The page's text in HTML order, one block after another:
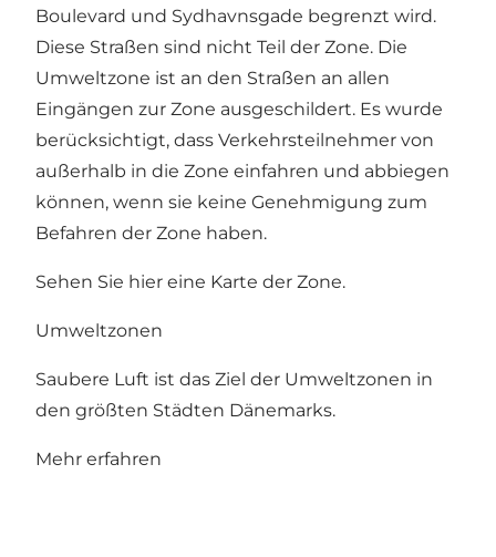
Boulevard und Sydhavnsgade begrenzt wird.
Diese Straßen sind nicht Teil der Zone. Die
Umweltzone ist an den Straßen an allen
Eingängen zur Zone ausgeschildert. Es wurde
berücksichtigt, dass Verkehrsteilnehmer von
außerhalb in die Zone einfahren und abbiegen
können, wenn sie keine Genehmigung zum
Befahren der Zone haben.
Sehen Sie hier eine Karte der Zone.
Umweltzonen
Saubere Luft ist das Ziel der Umweltzonen in
den größten Städten Dänemarks.
Mehr erfahren